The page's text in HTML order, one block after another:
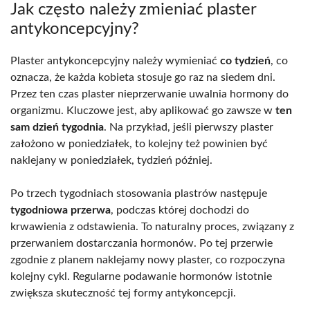
Jak często należy zmieniać plaster
antykoncepcyjny?
Plaster antykoncepcyjny należy wymieniać co tydzień, co
oznacza, że każda kobieta stosuje go raz na siedem dni.
Przez ten czas plaster nieprzerwanie uwalnia hormony do
organizmu. Kluczowe jest, aby aplikować go zawsze w ten
sam dzień tygodnia. Na przykład, jeśli pierwszy plaster
założono w poniedziałek, to kolejny też powinien być
naklejany w poniedziałek, tydzień później.
Po trzech tygodniach stosowania plastrów następuje
tygodniowa przerwa, podczas której dochodzi do
krwawienia z odstawienia. To naturalny proces, związany z
przerwaniem dostarczania hormonów. Po tej przerwie
zgodnie z planem naklejamy nowy plaster, co rozpoczyna
kolejny cykl. Regularne podawanie hormonów istotnie
zwiększa skuteczność tej formy antykoncepcji.